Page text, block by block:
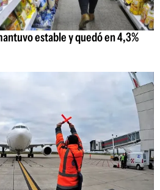
estable y quedó en 4,3%